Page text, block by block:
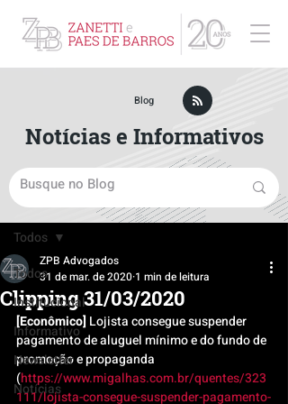
Post
Todos
Institucional
Informativo
Newsletter
Notícias
Todos
Clipping 31/03/2020
ZPB Advogados
31 de mar. de 2020 1 min de leitura
[Econômico] Lojista consegue suspender
pagamento de aluguel mínimo e do fundo de
promoção e propaganda
(https://www.migalhas.com.br/quentes/323
111/lojista-consegue-suspender-pagamento-
Blog
Notícias e Informativos